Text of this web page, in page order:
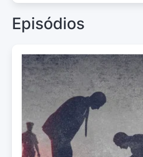
Episódios